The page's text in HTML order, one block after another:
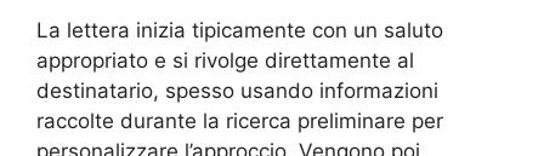
La lettera inizia tipicamente con un saluto
appropriato e si rivolge direttamente al
destinatario, spesso usando informazioni
raccolte durante la ricerca preliminare per
personalizzare l’approccio. Vengono poi